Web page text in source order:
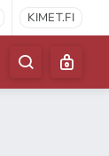
KIMET.FI